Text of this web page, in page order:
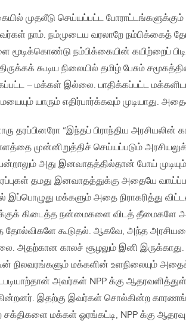
முதலீடு செய்யப்பட்ட
நாம். நம்முடைய வரலாறே நம்பிக்கைத்
நம்பிக்கையின் கயிற்றைப்
கூடிய நிலையில் தமிழ் பேசும்
– மக்கள் இல்லை. பாதிக்கப்பட்ட
யாரும் எதிர்பார்க்கவும் முடியாது.
தரப்பினரோ “இந்தப் பிராந்திய அரசியலின்
முன்னிறுத்திச் செய்யப்படும்
அது இனவாதத்தில்தான் போய்
தமது இனவாதத்துக்கு அதையே
இப்பொழுது மக்களும் அதை நிராகரித்து
கிடைத்த நன்மைகளை விடத் தீமைகளே
கூடுதல். ஆகவே, அந்த
அதற்கான காலச் சூழலும் இனி இருக்காது.
நிலவரங்களும் மக்களின் உளநிலையும்
அவர்கள் NPP க்கு
இதற்கு இவர்கள் சொல்கின்ற
சக்திகளை மக்கள் ஓரங்கட்டி, NPP க்கு